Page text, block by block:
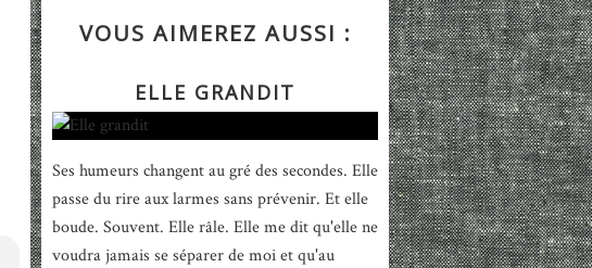
VOUS AIMEREZ AUSSI :
ELLE GRANDIT
Ses humeurs changent au gré des secondes. Elle
passe du rire aux larmes sans prévenir. Et elle
boude. Souvent. Elle râle. Elle me dit qu'elle ne
voudra jamais se séparer de moi et qu'au